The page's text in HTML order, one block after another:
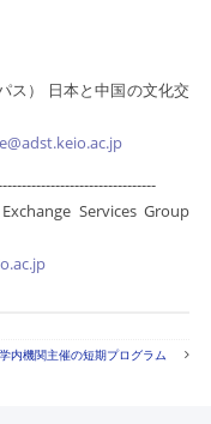
）
日本と中国の文化交
Services Group
学内機関主催の短期プログラム